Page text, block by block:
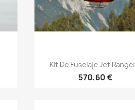
Vista rápida
Kit De Fuselaje Jet
570,60 €